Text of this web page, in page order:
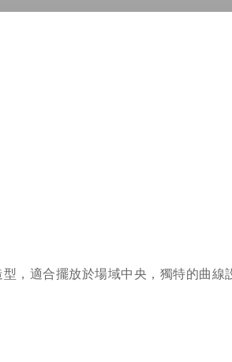
，適合擺放於場域中央，獨特的曲線